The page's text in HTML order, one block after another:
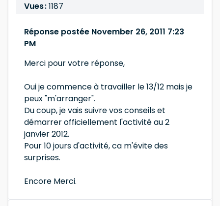
Vues :1187
Réponse postée November 26, 2011 7:23
PM
Merci pour votre réponse,
Oui je commence à travailler le 13/12 mais je
peux "m'arranger".
Du coup, je vais suivre vos conseils et
démarrer officiellement l'activité au 2
janvier 2012.
Pour 10 jours d'activité, ca m'évite des
surprises.
Encore Merci.